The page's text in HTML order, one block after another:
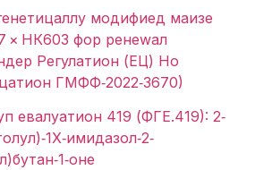
модифиед маизе
× НК603 фор ренеwал
Регулатион (ЕЦ) Но
ГМФФ‐2022‐3670)
евалуатион 419 (ФГЕ.419): 2‐